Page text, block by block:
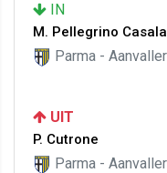
IN
M. Pellegrino
Parma -
UIT
P. Cutrone
Parma -